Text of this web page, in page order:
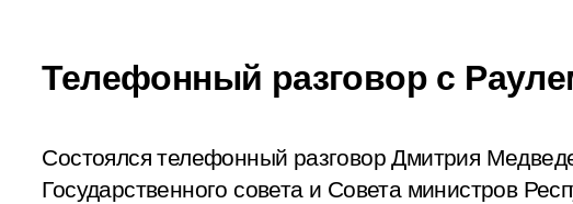
Телефонный разговор с
Состоялся телефонный разговор Дмитрия
Государственного совета и Совета министров